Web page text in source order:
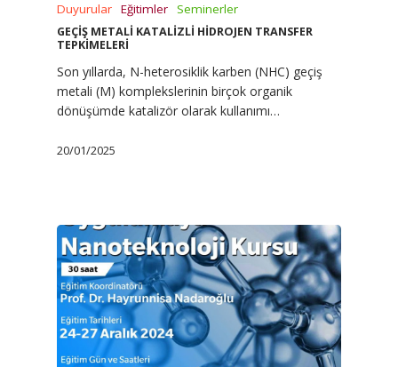
Duyurular Eğitimler Seminerler
GEÇİŞ METALİ KATALİZLİ HİDROJEN TRANSFER
TEPKİMELERİ
Son yıllarda, N-heterosiklik karben (NHC) geçiş
metali (M) komplekslerinin birçok organik
dönüşümde katalizör olarak kullanımı…
20/01/2025